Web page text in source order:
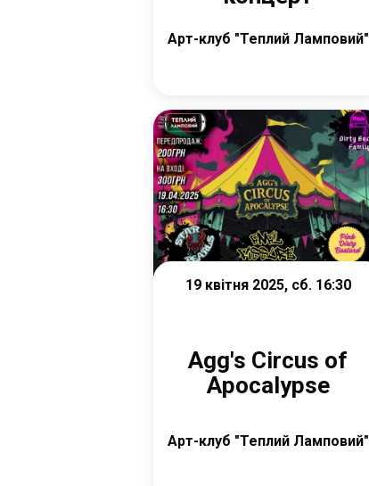
Арт-клуб "Теплий Ламповий"
Купити квиток
19 квітня 2025, сб. 16:30
Agg's Circus of
Apocalypse
Арт-клуб "Теплий Ламповий"